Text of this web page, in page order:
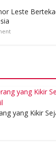
Leste
yang Kikir